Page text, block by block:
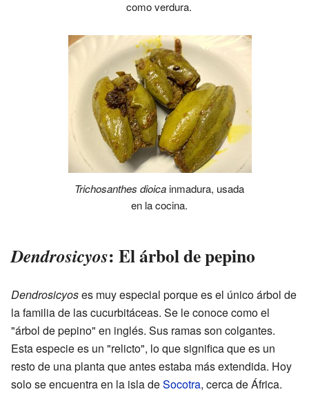
como verdura.
Trichosanthes dioicainmadura, usada
en la cocina.
Dendrosicyos: El árbol de pepino
Dendrosicyoses muy especial porque es el único árbol de
la familia de las cucurbitáceas. Se le conoce como el
"árbol de pepino" en inglés. Sus ramas son colgantes.
Esta especie es un "relicto", lo que significa que es un
resto de una planta que antes estaba más extendida. Hoy
solo se encuentra en la isla deSocotra, cerca de África.